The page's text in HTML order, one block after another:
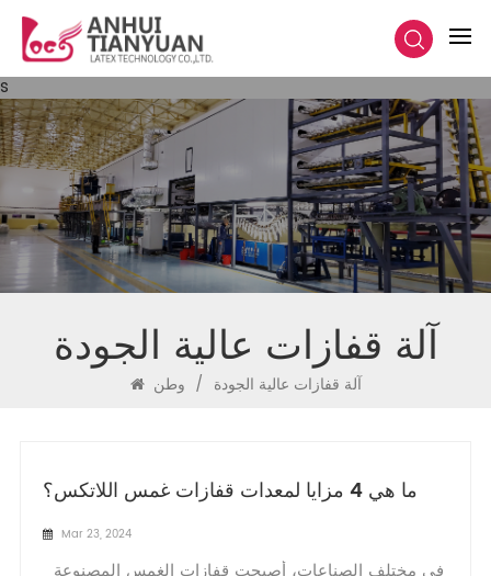
s
آلة قفازات عالية الجودة
وطن / آلة قفازات عالية الجودة
ما هي 4 مزايا لمعدات قفازات غمس اللاتكس؟
Mar 23, 2024